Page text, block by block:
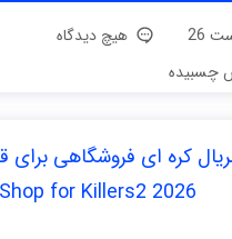
هیچ دیدگاه
چسبیده
for Killers2 2026